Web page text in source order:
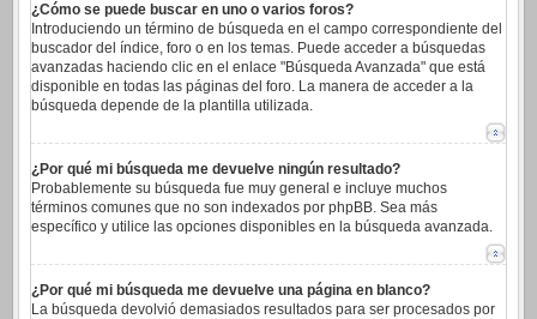
¿Cómo se puede buscar en uno o varios foros?
Introduciendo un término de búsqueda en el campo correspondiente del
buscador del índice, foro o en los temas. Puede acceder a búsquedas
avanzadas haciendo clic en el enlace "Búsqueda Avanzada" que está
disponible en todas las páginas del foro. La manera de acceder a la
búsqueda depende de la plantilla utilizada.
¿Por qué mi búsqueda me devuelve ningún resultado?
Probablemente su búsqueda fue muy general e incluye muchos
términos comunes que no son indexados por phpBB. Sea más
específico y utilice las opciones disponibles en la búsqueda avanzada.
¿Por qué mi búsqueda me devuelve una página en blanco?
La búsqueda devolvió demasiados resultados para ser procesados por